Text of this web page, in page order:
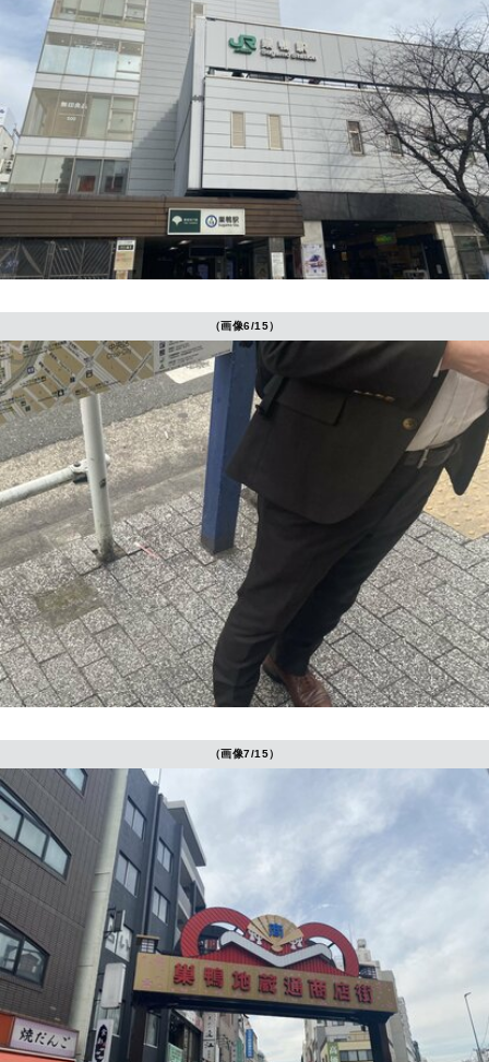
（画像6/15）
（画像7/15）